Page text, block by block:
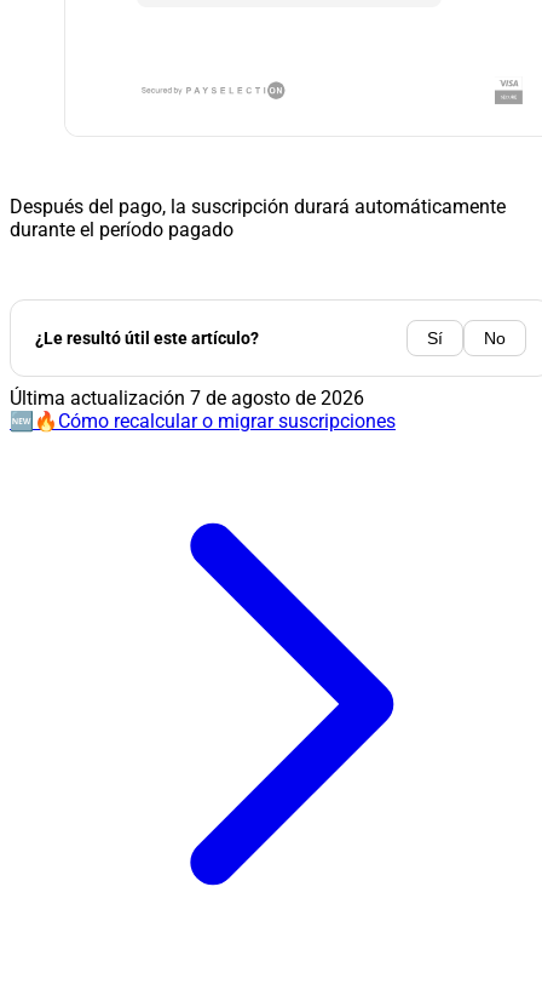
Después del pago, la suscripción durará automáticamente
durante el período pagado
¿Le resultó útil este artículo? Sí No
Última actualización 7 de agosto de 2026
🆕🔥Cómo recalcular o migrar suscripciones